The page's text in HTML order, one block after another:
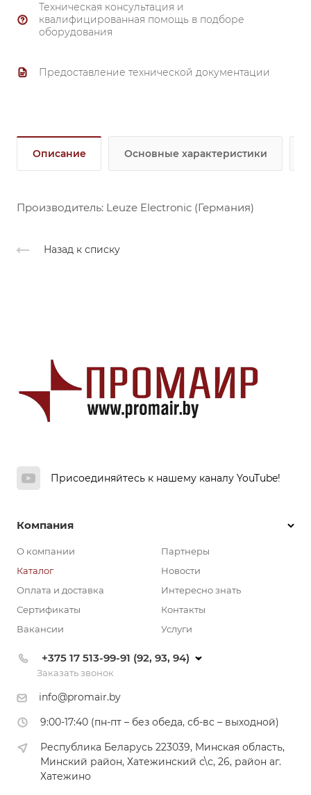
Техническая консультация и
квалифицированная помощь в подборе
оборудования
Предоставление технической документации
Описание Основные характеристики
Производитель: Leuze Electronic (Германия)
Назад к списку
Присоединяйтесь к нашему каналу YouTube!
Компания
О компании
Каталог
Оплата и доставка
Сертификаты
Вакансии
Партнеры
Новости
Интересно знать
Контакты
Услуги
+375 17 513-99-91 (92, 93, 94)
Заказать звонок
info@promair.by
9:00-17:40 (пн-пт – без обеда, сб-вс – выходной)
Республика Беларусь 223039, Минская область,
Минский район, Хатежинский с\с, 26, район аг.
Хатежино